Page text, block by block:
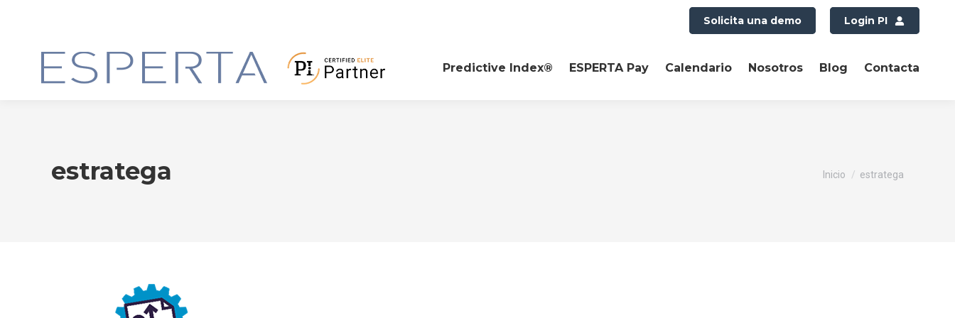
Solicita una demo Login PI
Predictive Index® ESPERTA Pay Calendario Nosotros Blog Contacta
estratega Estás aquí:
Inicio estratega